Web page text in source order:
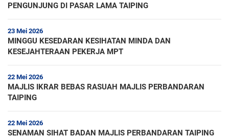
PENGUNJUNG DI PASAR LAMA TAIPING
23 Mei 2026
MINGGU KESEDARAN KESIHATAN MINDA DAN
KESEJAHTERAAN PEKERJA MPT
22 Mei 2026
MAJLIS IKRAR BEBAS RASUAH MAJLIS PERBANDARAN
TAIPING
22 Mei 2026
SENAMAN SIHAT BADAN MAJLIS PERBANDARAN TAIPING